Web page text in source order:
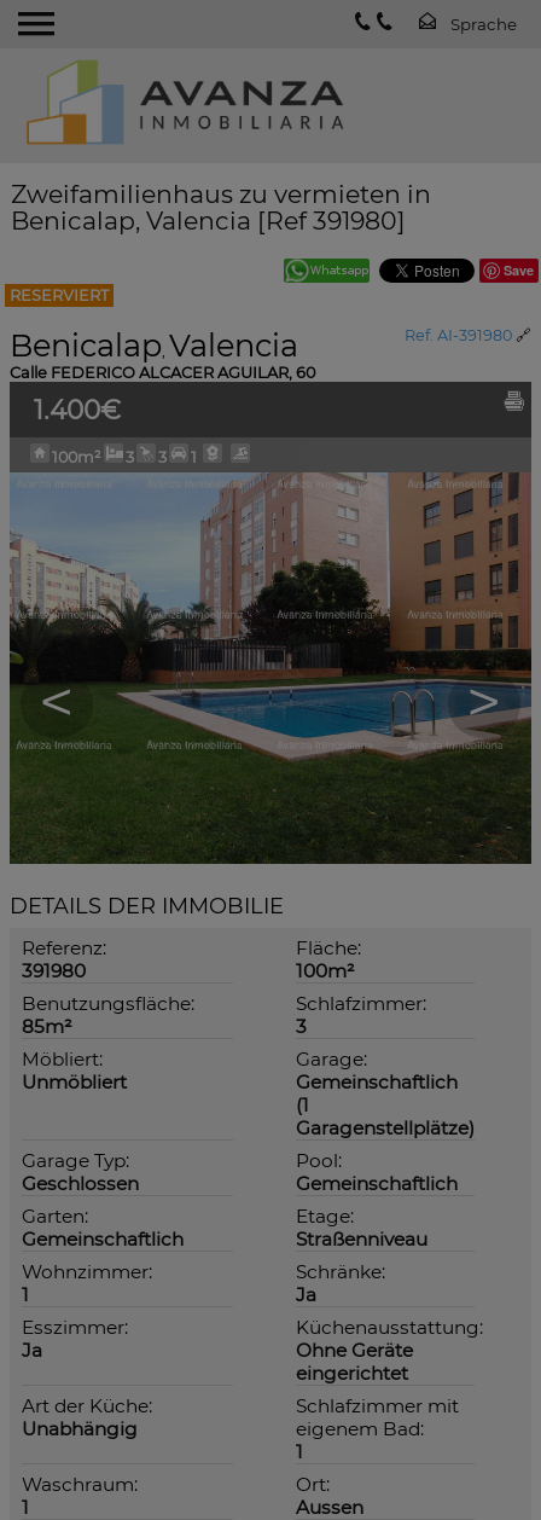
Zweifamilienhaus zu vermieten in
Benicalap, Valencia [Ref 391980]
Save
RESERVIERT
Ref. AI-391980 🔗
Benicalap, Valencia
Calle FEDERICO ALCACER AGUILAR, 60
1.400€
100m² 3 3 1
< >
DETAILS DER IMMOBILIE
Referenz:
391980
Fläche:
100m²
Benutzungsfläche:
85m²
Schlafzimmer:
3
Möbliert:
Unmöbliert
Garage:
Gemeinschaftlich
(1
Garagenstellplätze)
Garage Typ:
Geschlossen
Pool:
Gemeinschaftlich
Garten:
Gemeinschaftlich
Etage:
Straßenniveau
Wohnzimmer:
1
Schränke:
Ja
Esszimmer:
Ja
Küchenausstattung:
Ohne Geräte
eingerichtet
Art der Küche:
Unabhängig
Schlafzimmer mit
eigenem Bad:
1
Waschraum:
1
Ort:
Aussen